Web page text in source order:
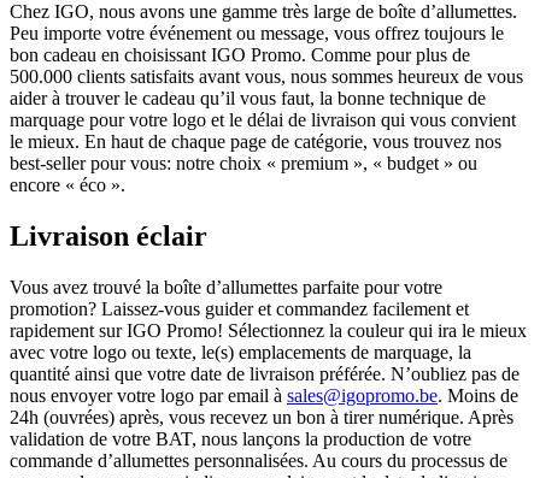
Chez IGO, nous avons une gamme très large de boîte d’allumettes.
Peu importe votre événement ou message, vous offrez toujours le
bon cadeau en choisissant IGO Promo. Comme pour plus de
500.000 clients satisfaits avant vous, nous sommes heureux de vous
aider à trouver le cadeau qu’il vous faut, la bonne technique de
marquage pour votre logo et le délai de livraison qui vous convient
le mieux. En haut de chaque page de catégorie, vous trouvez nos
best-seller pour vous: notre choix « premium », « budget » ou
encore « éco ».
Livraison éclair
Vous avez trouvé la boîte d’allumettes parfaite pour votre
promotion? Laissez-vous guider et commandez facilement et
rapidement sur IGO Promo! Sélectionnez la couleur qui ira le mieux
avec votre logo ou texte, le(s) emplacements de marquage, la
quantité ainsi que votre date de livraison préférée. N’oubliez pas de
nous envoyer votre logo par email à sales@igopromo.be. Moins de
24h (ouvrées) après, vous recevez un bon à tirer numérique. Après
validation de votre BAT, nous lançons la production de votre
commande d’allumettes personnalisées. Au cours du processus de